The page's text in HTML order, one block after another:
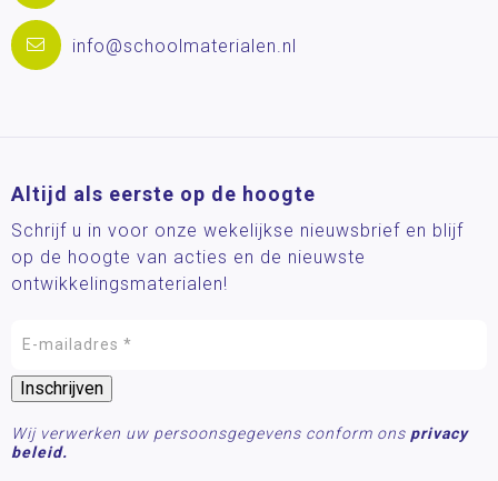
info@schoolmaterialen.nl
Altijd als eerste op de hoogte
Schrijf u in voor onze wekelijkse nieuwsbrief en blijf
op de hoogte van acties en de nieuwste
ontwikkelingsmaterialen!
Wij verwerken uw persoonsgegevens conform ons privacy
beleid.